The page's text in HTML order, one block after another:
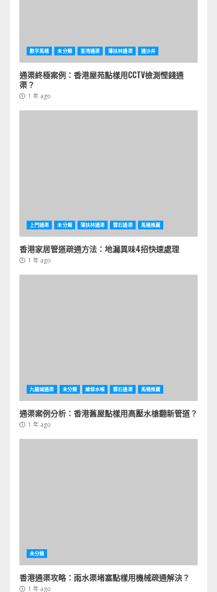
數字馬桶 未分類 荃湾通渠 薄扶林通渠 通沙井
通渠終極案例：香港屋苑點樣用CCTV檢測慳錢通
渠？
1 年 ago
上門通渠 未分類 薄扶林通渠 雲石通渠 馬桶推薦
香港家居管道疏通方法：地漏異味4招快速處理
1 年 ago
九龍城通渠 未分類 維修水喉 雲石通渠 馬桶推薦
通渠案例分析：香港舊屋點樣用高壓水槍翻新管道？
1 年 ago
未分類
香港通渠攻略：雨水渠堵塞點樣用機械疏通解決？
1 年 ago